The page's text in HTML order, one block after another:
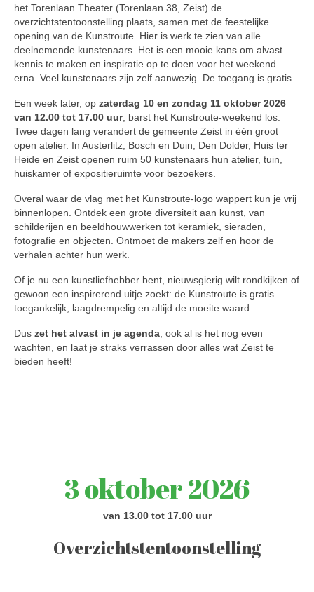
het Torenlaan Theater (Torenlaan 38, Zeist) de
overzichtstentoonstelling plaats, samen met de feestelijke
opening van de Kunstroute. Hier is werk te zien van alle
deelnemende kunstenaars. Het is een mooie kans om alvast
kennis te maken en inspiratie op te doen voor het weekend
erna. Veel kunstenaars zijn zelf aanwezig. De toegang is gratis.
Een week later, op zaterdag 10 en zondag 11 oktober 2026
van 12.00 tot 17.00 uur, barst het Kunstroute-weekend los.
Twee dagen lang verandert de gemeente Zeist in één groot
open atelier. In Austerlitz, Bosch en Duin, Den Dolder, Huis ter
Heide en Zeist openen ruim 50 kunstenaars hun atelier, tuin,
huiskamer of expositieruimte voor bezoekers.
Overal waar de vlag met het Kunstroute-logo wappert kun je vrij
binnenlopen. Ontdek een grote diversiteit aan kunst, van
schilderijen en beeldhouwwerken tot keramiek, sieraden,
fotografie en objecten. Ontmoet de makers zelf en hoor de
verhalen achter hun werk.
Of je nu een kunstliefhebber bent, nieuwsgierig wilt rondkijken of
gewoon een inspirerend uitje zoekt: de Kunstroute is gratis
toegankelijk, laagdrempelig en altijd de moeite waard.
Dus zet het alvast in je agenda , ook al is het nog even
wachten, en laat je straks verrassen door alles wat Zeist te
bieden heeft!
3 oktober 2026
van 13.00 tot 17.00 uur
Overzichtstentoonstelling